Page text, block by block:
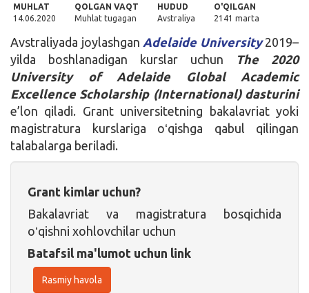
MUHLAT
14.06.2020
QOLGAN VAQT
Muhlat tugagan
HUDUD
Avstraliya
O'QILGAN
2141 marta
Avstraliyada joylashgan Adelaide University2019–
yilda boshlanadigan kurslar uchun
The 2020
University of Adelaide Global Academic
Excellence Scholarship (International) dasturini
e’lon qiladi. Grant universitetning bakalavriat yoki
magistratura kurslariga oʻqishga qabul qilingan
talabalarga beriladi.
Grant kimlar uchun?
Bakalavriat va magistratura bosqichida
oʻqishni xohlovchilar uchun
Batafsil ma'lumot uchun link
Rasmiy havola